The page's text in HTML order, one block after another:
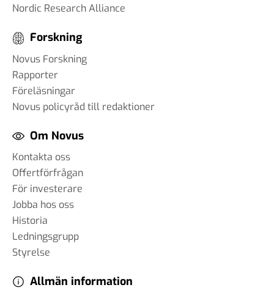
Nordic Research Alliance
Forskning
Novus Forskning
Rapporter
Föreläsningar
Novus policyråd till redaktioner
Om Novus
Kontakta oss
Offertförfrågan
För investerare
Jobba hos oss
Historia
Ledningsgrupp
Styrelse
Allmän information